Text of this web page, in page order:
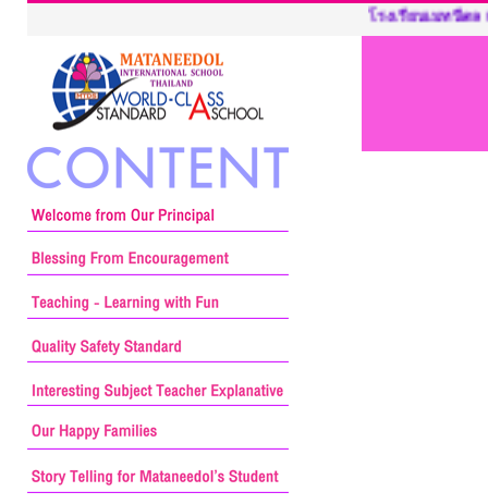
โรงเรียนเมทนีดล เปิดสอนระดับ เนอร์สเซอรี่